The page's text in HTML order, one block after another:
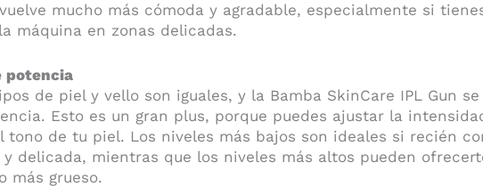
mucho más cómoda y agradable, especialmente si
máquina en zonas delicadas.
potencia
de piel y vello son iguales, y la Bamba SkinCare IPL Gun
Esto es un gran plus, porque puedes ajustar la
tono de tu piel. Los niveles más bajos son ideales si recién
delicada, mientras que los niveles más altos pueden
más grueso.